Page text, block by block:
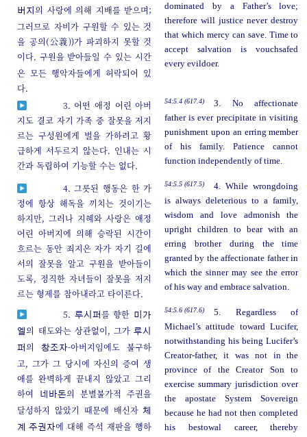
버지의 사랑에 의해 지배를 받으며;
그러므로 자비가 구원할 수 있는 것
을 공의(公義))가 파괴하지 못할 것
이다. 구원을 받아들일 수 있는 시간
은 모든 행악자들에게 허락되어 있
다.
dominated by a Father’s love;
therefore will justice never destroy
that which mercy can save. Time to
accept salvation is vouchsafed
every evildoer.
3. 어떤 애정 어린 아버
지도 결코 자기 가족 중 잘못을 저지
르는 구성원에게 벌을 가하려고 황
급하게 서두르지 않는다. 인내는 시
간과 독립하여 기능할 수는 없다.
54:5.4 (617.4)
3. No affectionate
father is ever precipitate in visiting
punishment upon an erring member
of his family. Patience cannot
function independently of time.
4. 그릇된 행동은 한 가
정에 항상 해독을 끼치는 것이기는
하지만, 그러나 지혜와 사랑은 애정
어린 아버지에 의해 승락된 시간이
흐르는 동안 죄지은 자가 자기 길에
서의 잘못을 알고 구원을 받아들이
도록, 정직한 자녀들이 잘못을 저지
르는 형제를 참아내라고 타이른다.
54:5.5 (617.5)
4. While wrongdoing
is always deleterious to a family,
wisdom and love admonish the
upright children to bear with an
erring brother during the time
granted by the affectionate father in
which the sinner may see the error
of his way and embrace salvation.
5. 루시퍼 를 향한
미가
엘의 태도와는 상관없이, 그가루시
퍼의창조자-아버지임에도 불구하
고, 그가 그 당시에 자신의 증여 생
애를 완벽하게 끝내지 않았고 그리
하여
네바돈의 분별불가적 주권을
달성하지 않았기 때문에 배신자체
계 주권자에 대해 즉석 재판을 행하
54:5.6 (617.6)
5. Regardless of
Michael’s attitude toward Lucifer,
notwithstanding his being Lucifer’s
Creator-father, it was not in the
province of the Creator Son to
exercise summary jurisdiction over
the apostate System Sovereign
because he had not then completed
his bestowal career, thereby